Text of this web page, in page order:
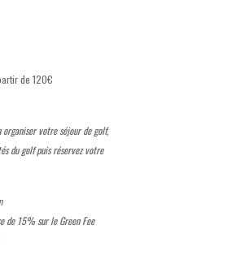
de 120€
organiser votre séjour de golf,
du golf puis réservez votre
de 15% sur le Green Fee